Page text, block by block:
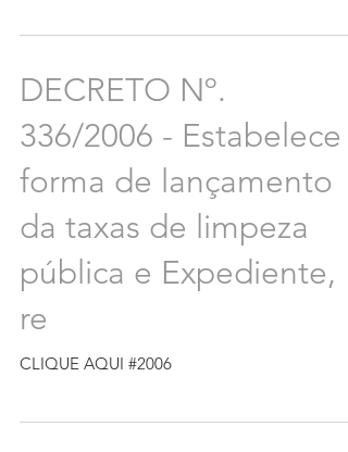
DECRETO Nº.
336/2006 - Estabelece a
forma de lançamento
da taxas de limpeza
pública e Expediente,
re
CLIQUE AQUI #2006